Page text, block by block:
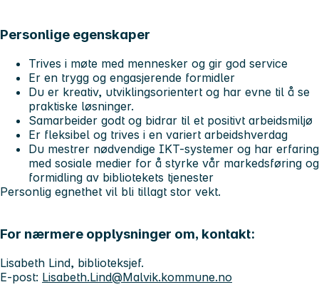
Personlige egenskaper
Trives i møte med mennesker og gir god service
Er en trygg og engasjerende formidler
Du er kreativ, utviklingsorientert og har evne til å se
praktiske løsninger.
Samarbeider godt og bidrar til et positivt arbeidsmiljø
Er fleksibel og trives i en variert arbeidshverdag
Du mestrer nødvendige IKT-systemer og har erfaring
med sosiale medier for å styrke vår markedsføring og
formidling av bibliotekets tjenester
Personlig egnethet vil bli tillagt stor vekt.
For nærmere opplysninger om, kontakt:
Lisabeth Lind, biblioteksjef.
E-post: Lisabeth.Lind@Malvik.kommune.no